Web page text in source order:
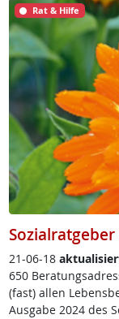
Rat & Hilfe
Sozialratgeber
21-06-18
650
(fast) al­len
Aus­ga­be 2024 des